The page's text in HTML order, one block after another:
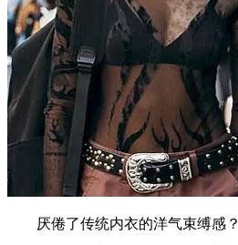
厌倦了传统内衣的洋气束缚感？